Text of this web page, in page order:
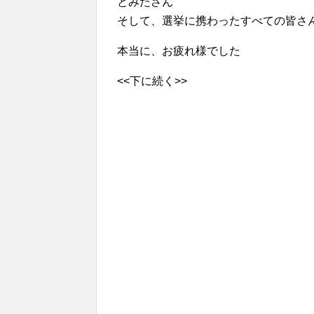
そして、選挙に携わったすべての皆さ
本当に、お疲れ様でした
<<下に続く>>